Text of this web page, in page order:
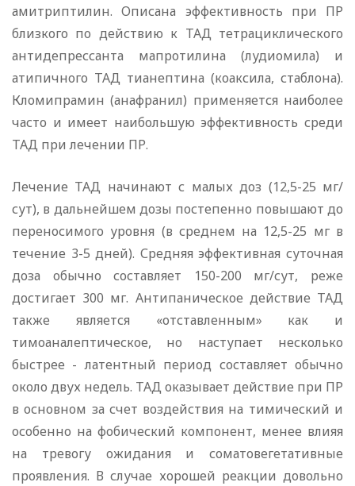
амитриптилин. Описана эффективность при ПР
близкого по действию к ТАД тетрациклического
антидепрессанта мапротилина (лудиомила) и
атипичного ТАД тианептина (коаксила, стаблона).
Кломипрамин (анафранил) применяется наиболее
часто и имеет наибольшую эффективность среди
ТАД при лечении ПР.
Лечение ТАД начинают с малых доз (12,5-25 мг/
сут), в дальнейшем дозы постепенно повышают до
переносимого уровня (в среднем на 12,5-25 мг в
течение 3-5 дней). Средняя эффективная суточная
доза обычно составляет 150-200 мг/сут, реже
достигает 300 мг. Антипаническое действие ТАД
также является «отставленным» как и
тимоаналептическое, но наступает несколько
быстрее - латентный период составляет обычно
около двух недель. ТАД оказывает действие при ПР
в основном за счет воздействия на тимический и
особенно на фобический компонент, менее влияя
на тревогу ожидания и соматовегетативные
проявления. В случае хорошей реакции довольно